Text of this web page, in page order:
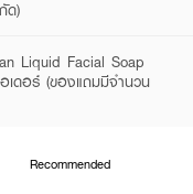
ด)
Liquid Facial Soap
ดอร์ (ของแถมมีจำนวน
Recommended